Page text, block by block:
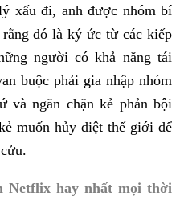
xấu đi, anh được nhóm bí
đó là ký ức từ các kiếp
người có khả năng tái
buộc phải gia nhập nhóm
và ngăn chặn kẻ phản bội
muốn hủy diệt thế giới để
Netflix hay nhất mọi thời